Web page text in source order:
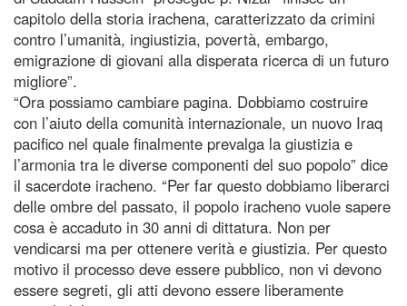
capitolo della storia irachena, caratterizzato da crimini
contro l’umanità, ingiustizia, povertà, embargo,
emigrazione di giovani alla disperata ricerca di un futuro
migliore”.
“Ora possiamo cambiare pagina. Dobbiamo costruire
con l’aiuto della comunità internazionale, un nuovo Iraq
pacifico nel quale finalmente prevalga la giustizia e
l’armonia tra le diverse componenti del suo popolo” dice
il sacerdote iracheno. “Per far questo dobbiamo liberarci
delle ombre del passato, il popolo iracheno vuole sapere
cosa è accaduto in 30 anni di dittatura. Non per
vendicarsi ma per ottenere verità e giustizia. Per questo
motivo il processo deve essere pubblico, non vi devono
essere segreti, gli atti devono essere liberamente